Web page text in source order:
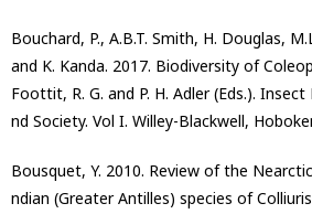
Bouchard, P., A.B.T. Smith, H. Douglas,
and K. Kanda. 2017. Biodiversity of
Foottit, R. G. and P. H. Adler (Eds.).
nd Society. Vol I. Willey-Blackwell,
Bousquet, Y. 2010. Review of the
ndian (Greater Antilles) species of